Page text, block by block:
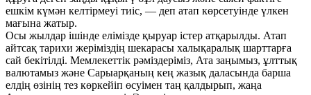
ешкім күмән келтірмеуі тиіс, — деп атап көрсетуінде үлкен
мағына жатыр.
Осы жылдар ішінде елімізде қыруар істер атқарылды. Атап
айтсақ тарихи жеріміздің шекарасы халықаралық шарттарға
сай бекітілді. Мемлекеттік рәміздеріміз, Ата заңымыз, ұлттық
валютамыз және Сарыарқаның кең жазық даласында барша
елдің өзінің тез көркейіп өсуімен таң қалдырып, жаңа